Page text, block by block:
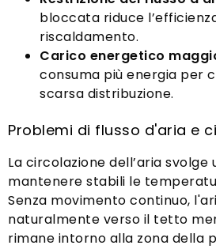
bloccata riduce
riscaldamento.
Carico energetico
consuma più energia per
scarsa distribuzione.
Problemi di flusso d'aria e
La circolazione dell’aria svolge
mantenere stabili le
Senza movimento continuo,
naturalmente verso il tetto
rimane intorno alla zona della